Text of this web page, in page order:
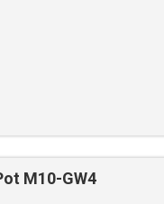
M10-GW4